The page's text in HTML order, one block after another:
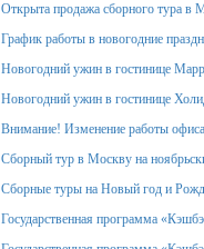
Открыта продажа сборного тура в
График работы в новогодние
Новогодний ужин в гостинице
Новогодний ужин в гостинице
Внимание! Изменение работы
Сборный тур в Москву на
Сборные туры на Новый год и
Государственная программа